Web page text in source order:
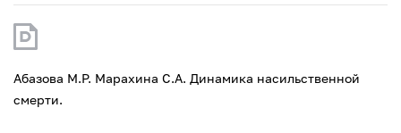
Абазова М.Р. Марахина С.А. Динамика насильственной
смерти.